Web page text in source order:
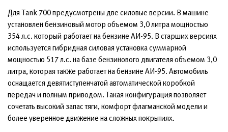
Для Tank 700 предусмотрены две силовые версии. В машине
установлен бензиновый мотор объемом 3,0 литра мощностью
354 л.с. который работает на бензине АИ-95. В старших версиях
используется гибридная силовая установка суммарной
мощностью 517 л.с. на базе бензинового двигателя объемом 3,0
литра, которая также работает на бензине АИ-95. Автомобиль
оснащается девятиступенчатой автоматической коробкой
передач и полным приводом. Такая конфигурация позволяет
сочетать высокий запас тяги, комфорт флагманской модели и
более уверенное движение на сложных покрытиях.